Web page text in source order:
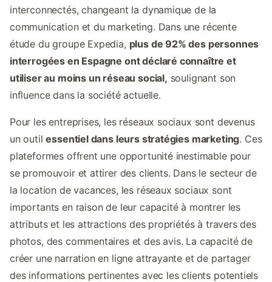
interconnectés, changeant la dynamique de la
communication et du marketing. Dans une récente
étude du groupe Expedia, plus de 92% des personnes
interrogées en Espagne ont déclaré connaître et
utiliser au moins un réseau social, soulignant son
influence dans la société actuelle.
Pour les entreprises, les réseaux sociaux sont devenus
un outilessentiel dans leurs stratégies marketing. Ces
plateformes offrent une opportunité inestimable pour
se promouvoir et attirer des clients. Dans le secteur de
la location de vacances, les réseaux sociaux sont
importants en raison de leur capacité à montrer les
attributs et les attractions des propriétés à travers des
photos, des commentaires et des avis. La capacité de
créer une narration en ligne attrayante et de partager
des informations pertinentes avec les clients potentiels